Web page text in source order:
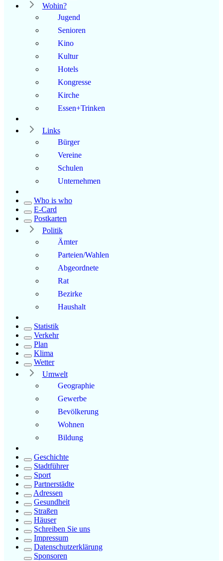
Wohin?
Jugend
Senioren
Kino
Kultur
Hotels
Kongresse
Kirche
Essen+Trinken
Links
Bürger
Vereine
Schulen
Unternehmen
Who is who
E-Card
Postkarten
Politik
Ämter
Parteien/Wahlen
Abgeordnete
Rat
Bezirke
Haushalt
Statistik
Verkehr
Plan
Klima
Wetter
Umwelt
Geographie
Gewerbe
Bevölkerung
Wohnen
Bildung
Geschichte
Stadtführer
Sport
Partnerstädte
Adressen
Gesundheit
Straßen
Häuser
Schreiben Sie uns
Impressum
Datenschutzerklärung
Sponsoren